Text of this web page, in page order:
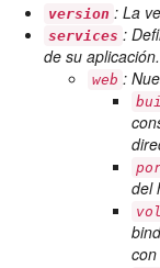
version : La
services :
de su aplicación.
web :
del